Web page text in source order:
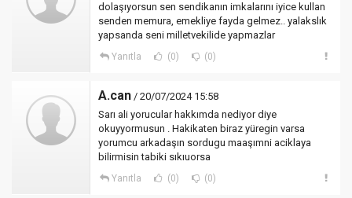
dolaşıyorsun sen sendikanın imkalarını iyice kullan
senden memura, emekliye fayda gelmez.. yalakslık
yapsanda seni milletvekilide yapmazlar
Yanıtla (0) (0)
A.can / 20/07/2024 15:58
Sarı ali yorucular hakkımda nediyor diye
okuyyormusun . Hakikaten biraz yüregin varsa
yorumcu arkadaşın sordugu maaşımni aciklaya
bilirmisin tabiki sıkıuorsa
Yanıtla (0) (0)